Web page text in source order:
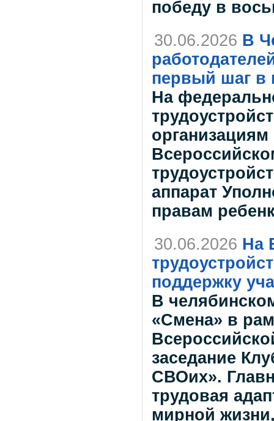
победу в
30.06.2026 В
первый шаг в
На
аппарат
правам
30.06.2026 На
поддержку
В
«Смена» в
заседание
СВОих».
трудовая
мирной